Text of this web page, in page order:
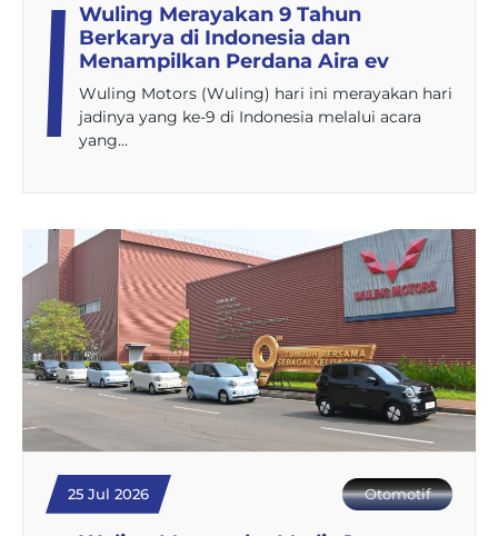
Wuling Merayakan 9 Tahun
Berkarya di Indonesia dan
Menampilkan Perdana Aira ev
Wuling Motors (Wuling) hari ini merayakan hari
jadinya yang ke-9 di Indonesia melalui acara
yang…
25 Jul 2026 Otomotif